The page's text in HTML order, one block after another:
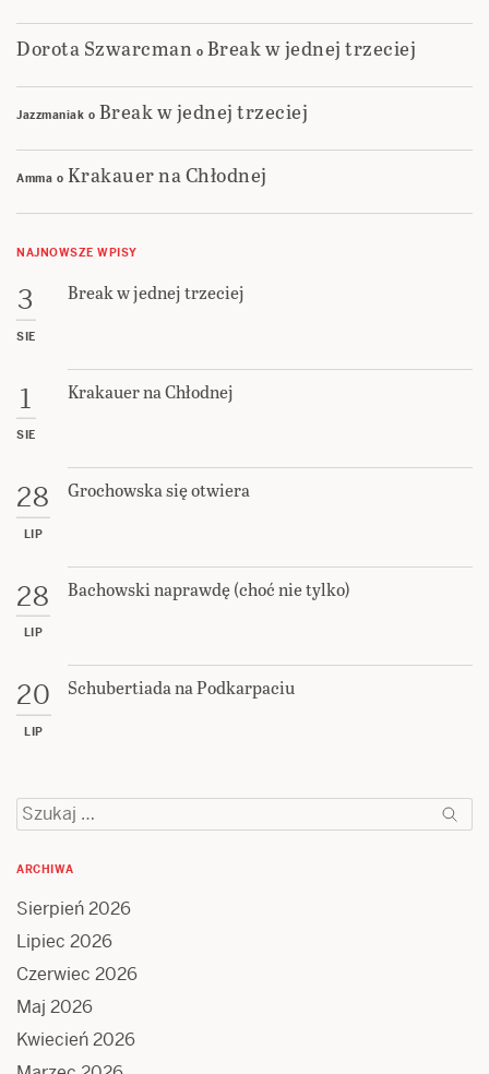
Dorota Szwarcman o Break w jednej trzeciej
Jazzmaniak o Break w jednej trzeciej
Amma o Krakauer na Chłodnej
NAJNOWSZE WPISY
3
SIE
Break w jednej trzeciej
1
SIE
Krakauer na Chłodnej
28
LIP
Grochowska się otwiera
28
LIP
Bachowski naprawdę (choć nie tylko)
20
LIP
Schubertiada na Podkarpaciu
Szukaj:
ARCHIWA
Sierpień 2026
Lipiec 2026
Czerwiec 2026
Maj 2026
Kwiecień 2026